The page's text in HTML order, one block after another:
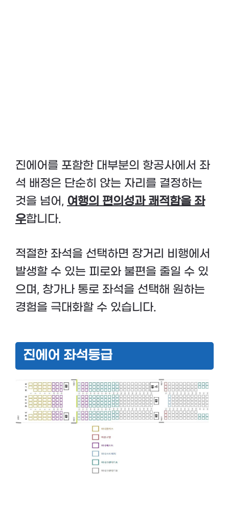
진에어를 포함한 대부분의 항공사에서 좌
석 배정은 단순히 앉는 자리를 결정하는
것을 넘어, 여행의 편의성과 쾌적함을 좌
우합니다.
적절한 좌석을 선택하면 장거리 비행에서
발생할 수 있는 피로와 불편을 줄일 수 있
으며, 창가나 통로 좌석을 선택해 원하는
경험을 극대화할 수 있습니다.
진에어 좌석등급